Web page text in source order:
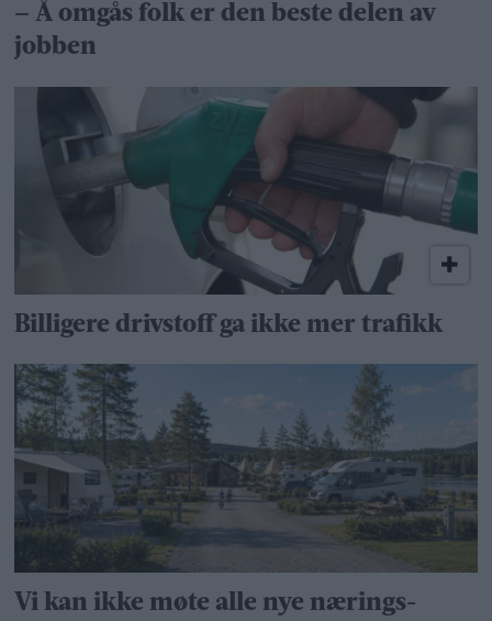
– Å omgås folk er den beste delen av
jobben
Billigere drivstoff ga ikke mer trafikk
Vi kan ikke møte alle nye nærings­